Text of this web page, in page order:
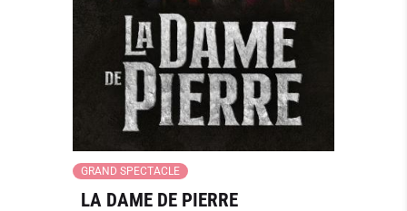
GRAND SPECTACLE
LA DAME DE PIERRE